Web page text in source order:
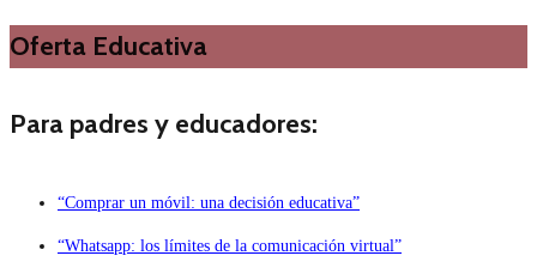
Oferta Educativa
Para padres y educadores:
“Comprar un móvil: una decisión educativa”
“Whatsapp: los límites de la comunicación virtual”